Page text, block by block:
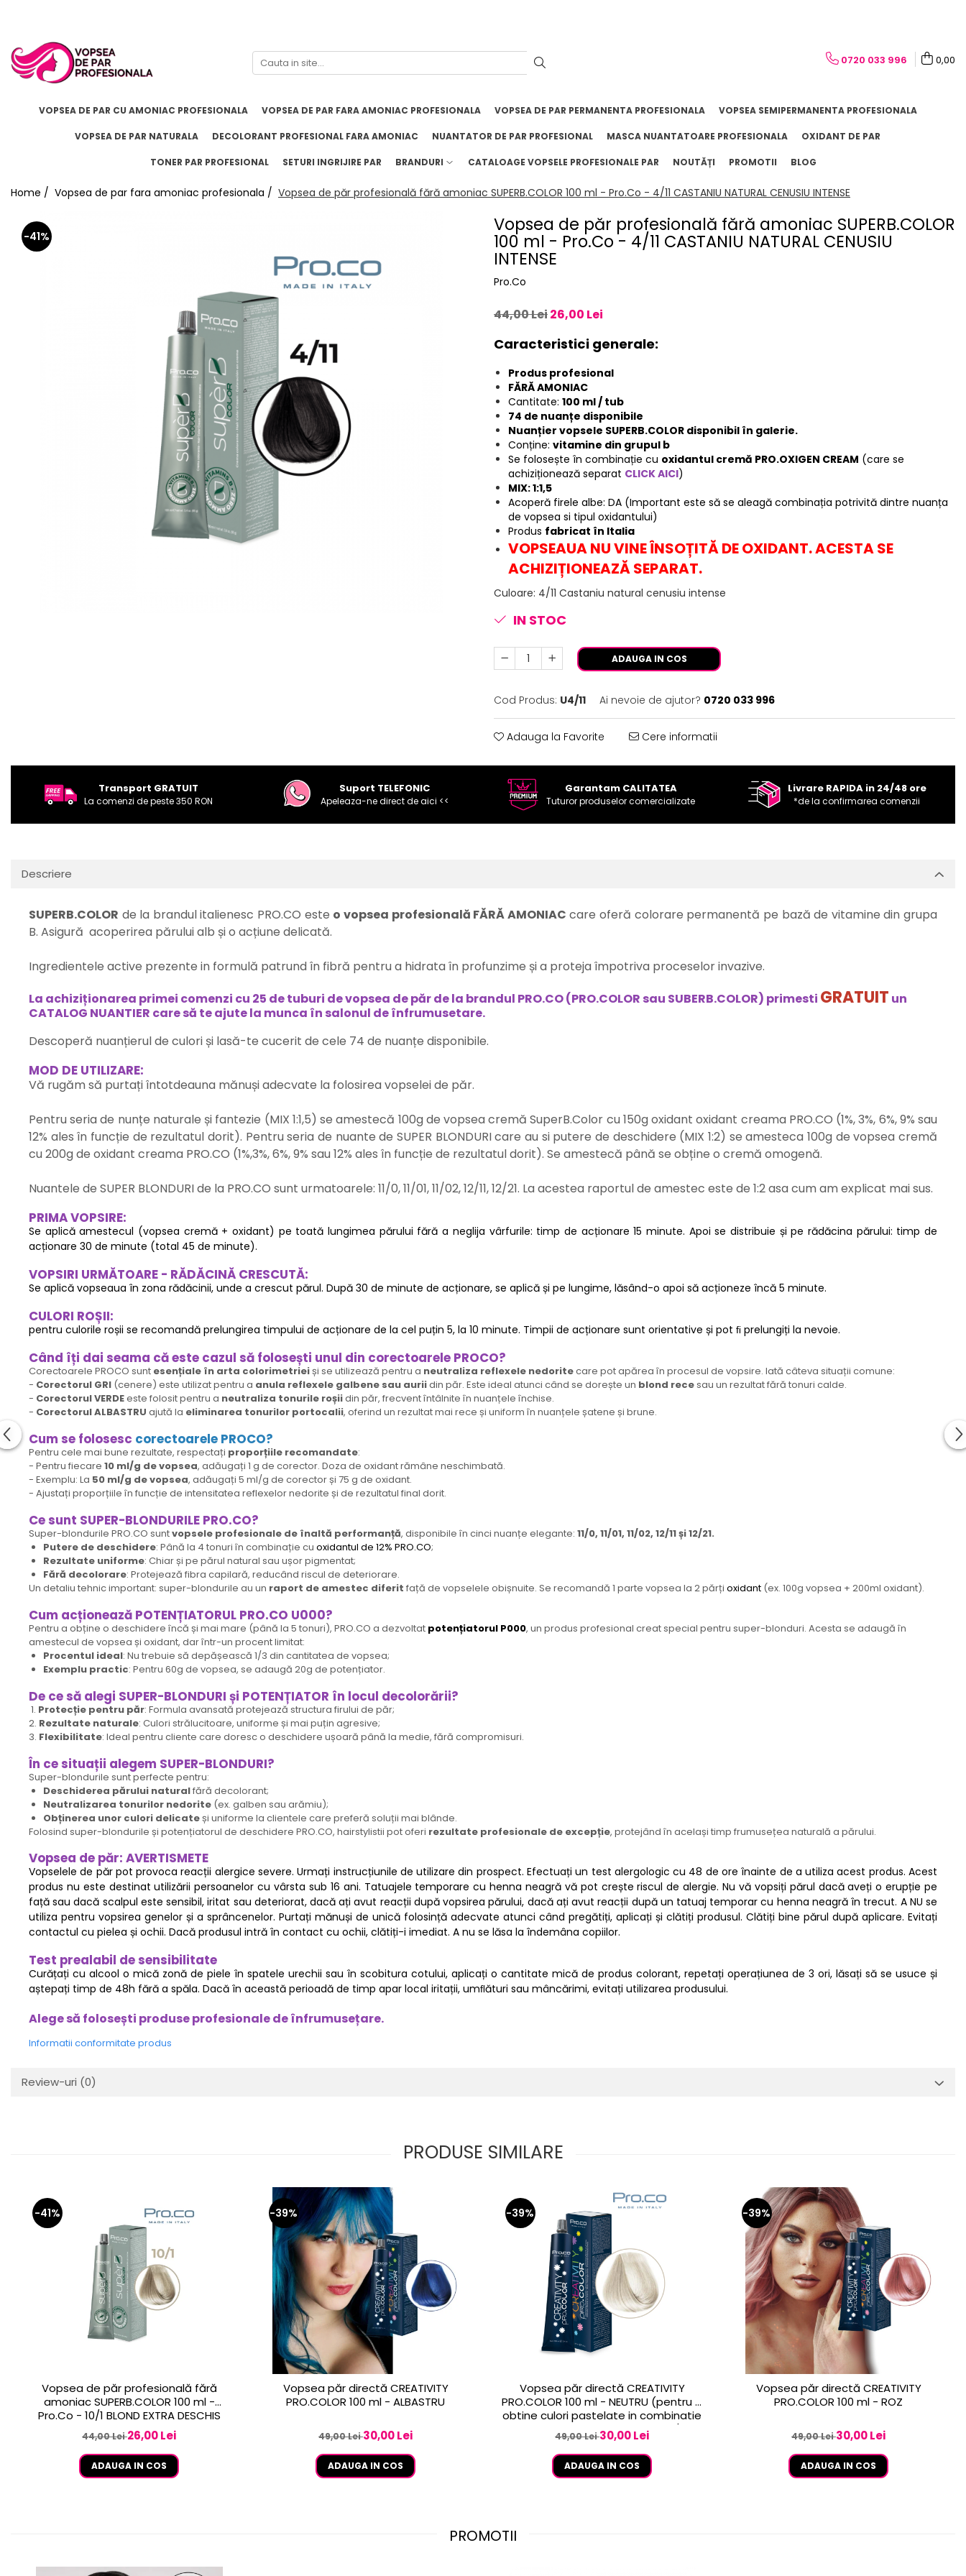
Branduri
Pro.Co
0720 033 996 0,00
VOPSEA DE PAR CU AMONIAC PROFESIONALA VOPSEA DE PAR FARA AMONIAC PROFESIONALA VOPSEA DE PAR PERMANENTA PROFESIONALA VOPSEA SEMIPERMANENTA PROFESIONALA
VOPSEA DE PAR NATURALA DECOLORANT PROFESIONAL FARA AMONIAC NUANTATOR DE PAR PROFESIONAL MASCA NUANTATOARE PROFESIONALA OXIDANT DE PAR
TONER PAR PROFESIONAL SETURI INGRIJIRE PAR BRANDURI CATALOAGE VOPSELE PROFESIONALE PAR NOUTĂȚI PROMOTII BLOG
Home / Vopsea de par fara amoniac profesionala / Vopsea de păr profesională fără amoniac SUPERB.COLOR 100 ml - Pro.Co - 4/11 CASTANIU NATURAL CENUSIU INTENSE
Vopsea de păr profesională fără amoniac SUPERB.COLOR
100 ml - Pro.Co - 4/11 CASTANIU NATURAL CENUSIU
INTENSE
Pro.Co
-41%
44,00 Lei26,00 Lei
Caracteristici generale:
Produs profesional
FĂRĂ AMONIAC
Cantitate: 100 ml / tub
74 de nuanțe disponibile
Nuanțier vopsele SUPERB.COLOR disponibil în galerie.
Conține: vitamine din grupul b
Se folosește în combinație cu oxidantul cremă PRO.OXIGEN CREAM (care se
achiziționează separat CLICK AICI)
MIX: 1:1,5
Acoperă firele albe: DA (Important este să se aleagă combinația potrivită dintre nuanța
de vopsea si tipul oxidantului)
Produs fabricat în Italia
VOPSEAUA NU VINE ÎNSOȚITĂ DE OXIDANT. ACESTA SE
ACHIZIȚIONEAZĂ SEPARAT.
Culoare: 4/11 Castaniu natural cenusiu intense
IN STOC
ADAUGA IN COS
Cod Produs: U4/11 Ai nevoie de ajutor? 0720 033 996
Adauga la Favorite Cere informatii
Transport GRATUIT
La comenzi de peste 350 RON
Suport TELEFONIC
Apeleaza-ne direct de aici <<
Garantam CALITATEA
Tuturor produselor comercializate
Livrare RAPIDA in 24/48 ore
*de la confirmarea comenzii
Descriere
SUPERB.COLOR de la brandul italienesc PRO.CO este o vopsea profesională FĂRĂ AMONIAC care oferă colorare permanentă pe bază de vitamine din grupa
B. Asigură acoperirea părului alb și o acțiune delicată.
Ingredientele active prezente in formulă patrund în fibră pentru a hidrata în profunzime și a proteja împotriva proceselor invazive.
La achiziționarea primei comenzi cu 25 de tuburi de vopsea de păr de la brandul PRO.CO (PRO.COLOR sau SUBERB.COLOR) primesti GRATUIT un
CATALOG NUANTIER care să te ajute la munca în salonul de înfrumusetare.
Descoperă nuanțierul de culori și lasă-te cucerit de cele 74 de nuanțe disponibile.
MOD DE UTILIZARE:
Vă rugăm să purtați întotdeauna mănuși adecvate la folosirea vopselei de păr.
Pentru seria de nunțe naturale și fantezie (MIX 1:1,5) se amestecă 100g de vopsea cremă SuperB.Color cu 150g oxidant oxidant creama PRO.CO (1%, 3%, 6%, 9% sau
12% ales în funcție de rezultatul dorit). Pentru seria de nuante de SUPER BLONDURI care au si putere de deschidere (MIX 1:2) se amesteca 100g de vopsea cremă
cu 200g de oxidant creama PRO.CO (1%,3%, 6%, 9% sau 12% ales în funcție de rezultatul dorit). Se amestecă până se obține o cremă omogenă.
Nuantele de SUPER BLONDURI de la PRO.CO sunt urmatoarele: 11/0, 11/01, 11/02, 12/11, 12/21. La acestea raportul de amestec este de 1:2 asa cum am explicat mai sus.
PRIMA VOPSIRE:
Se aplică amestecul (vopsea cremă + oxidant) pe toată lungimea părului fără a neglija vârfurile: timp de acționare 15 minute. Apoi se distribuie și pe rădăcina părului: timp de
acționare 30 de minute (total 45 de minute).
VOPSIRI URMĂTOARE - RĂDĂCINĂ CRESCUTĂ:
Se aplică vopseaua în zona rădăcinii, unde a crescut părul. După 30 de minute de acționare, se aplică și pe lungime, lăsând-o apoi să acționeze încă 5 minute.
CULORI ROȘII:
pentru culorile roșii se recomandă prelungirea timpului de acționare de la cel puțin 5, la 10 minute. Timpii de acționare sunt orientative și pot ﬁ prelungiți la nevoie.
Când îți dai seama că este cazul să folosești unul din corectoarele PROCO?
Corectoarele PROCO sunt esențiale în arta colorimetrieiși se utilizează pentru a neutraliza reflexele nedoritecare pot apărea în procesul de vopsire. Iată câteva situații comune:
- Corectorul GRI (cenere) este utilizat pentru a anula reflexele galbene sau auriidin păr. Este ideal atunci când se dorește un blond recesau un rezultat fără tonuri calde.
- Corectorul VERDEeste folosit pentru a neutraliza tonurile roșiidin păr, frecvent întâlnite în nuanțele închise.
- Corectorul ALBASTRU ajută la eliminarea tonurilor portocalii, oferind un rezultat mai rece și uniform în nuanțele șatene și brune.
Cum se folosesc corectoarele PROCO?
Pentru cele mai bune rezultate, respectați proporțiile recomandate:
- Pentru fiecare 10 ml/g de vopsea, adăugați 1 g de corector. Doza de oxidant rămâne neschimbată.
- Exemplu: La 50 ml/g de vopsea, adăugați 5 ml/g de corector și 75 g de oxidant.
- Ajustați proporțiile în funcție de intensitatea reflexelor nedorite și de rezultatul final dorit.
Ce sunt SUPER-BLONDURILE PRO.CO?
Super-blondurile PRO.CO suntvopsele profesionale de înaltă performanță, disponibile în cinci nuanțe elegante: 11/0, 11/01, 11/02, 12/11 și 12/21.
Putere de deschidere: Până la 4 tonuri în combinație cu oxidantul de 12% PRO.CO;
Rezultate uniforme: Chiar și pe părul natural sau ușor pigmentat;
Fără decolorare: Protejează fibra capilară, reducând riscul de deteriorare.
Un detaliu tehnic important: super-blondurile au un raport de amestec diferit față de vopselele obișnuite. Se recomandă 1 parte vopsea la 2 părți oxidant (ex. 100g vopsea + 200ml oxidant).
Cum acționează POTENȚIATORUL PRO.CO U000?
Pentru a obține o deschidere încă și mai mare (până la 5 tonuri), PRO.CO a dezvoltat potențiatorul P000, un produs profesional creat special pentru super-blonduri. Acesta se adaugă în
amestecul de vopsea și oxidant, dar într-un procent limitat:
Procentul ideal: Nu trebuie să depășească 1/3 din cantitatea de vopsea;
Exemplu practic: Pentru 60g de vopsea, se adaugă 20g de potențiator.
De ce să alegi SUPER-BLONDURI și POTENȚIATOR în locul decolorării?
1. Protecție pentru păr: Formula avansată protejează structura firului de păr;
2. Rezultate naturale: Culori strălucitoare, uniforme și mai puțin agresive;
3. Flexibilitate: Ideal pentru cliente care doresc o deschidere ușoară până la medie, fără compromisuri.
În ce situații alegem SUPER-BLONDURI?
Super-blondurile sunt perfecte pentru:
Deschiderea părului naturalfără decolorant;
Neutralizarea tonurilor nedorite (ex. galben sau arămiu);
Obținerea unor culori delicateși uniforme la clientele care preferă soluții mai blânde.
Folosind super-blondurile și potențiatorul de deschidere PRO.CO, hairstylistii pot oferi rezultate profesionale de excepție, protejând în același timp frumusețea naturală a părului.
Vopsea de păr: AVERTISMETE
Vopselele de păr pot provoca reacții alergice severe. Urmați instrucțiunile de utilizare din prospect. Efectuați un test alergologic cu 48 de ore înainte de a utiliza acest produs. Acest
produs nu este destinat utilizării persoanelor cu vârsta sub 16 ani. Tatuajele temporare cu henna neagră vă pot crește riscul de alergie. Nu vă vopsiți părul dacă aveți o erupție pe
față sau dacă scalpul este sensibil, iritat sau deteriorat, dacă ați avut reacții după vopsirea părului, dacă ați avut reacții după un tatuaj temporar cu henna neagră în trecut. A NU se
utiliza pentru vopsirea genelor și a sprâncenelor. Purtați mănuși de unică folosință adecvate atunci când pregătiți, aplicați și clătiți produsul. Clătiți bine părul după aplicare. Evitați
contactul cu pielea și ochii. Dacă produsul intră în contact cu ochii, clătiți-i imediat. A nu se lăsa la îndemâna copiilor.
Test prealabil de sensibilitate
Curățați cu alcool o mică zonă de piele în spatele urechii sau în scobitura cotului, aplicați o cantitate mică de produs colorant, repetați operațiunea de 3 ori, lăsați să se usuce și
aștepați timp de 48h fără a spăla. Dacă în această perioadă de timp apar local iritații, umﬂături sau mâncărimi, evitați utilizarea produsului.
Alege să folosești produse profesionale de înfrumusețare.
Informatii conformitate produs
Review-uri (0)
PRODUSE SIMILARE
-41%
Vopsea de păr profesională fără
amoniac SUPERB.COLOR 100 ml -
Pro.Co - 10/1 BLOND EXTRA DESCHIS
CENUSIU
44,00 Lei26,00 Lei
ADAUGA IN COS
-39%
Vopsea păr directă CREATIVITY
PRO.COLOR 100 ml - ALBASTRU
49,00 Lei30,00 Lei
ADAUGA IN COS
-39%
Vopsea păr directă CREATIVITY
PRO.COLOR 100 ml - NEUTRU (pentru a
obtine culori pastelate in combinatie
cu celelalte culori CREATIVITY)
49,00 Lei30,00 Lei
ADAUGA IN COS
-39%
Vopsea păr directă CREATIVITY
PRO.COLOR 100 ml - ROZ
49,00 Lei30,00 Lei
ADAUGA IN COS
PROMOTII